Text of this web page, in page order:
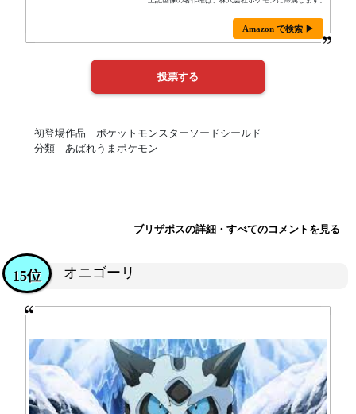
Amazon で検索 ▶
初登場作品 ポケットモンスターソードシールド
分類 あばれうまポケモン
ブリザポスの詳細・すべてのコメントを見る
オニゴーリ
15位